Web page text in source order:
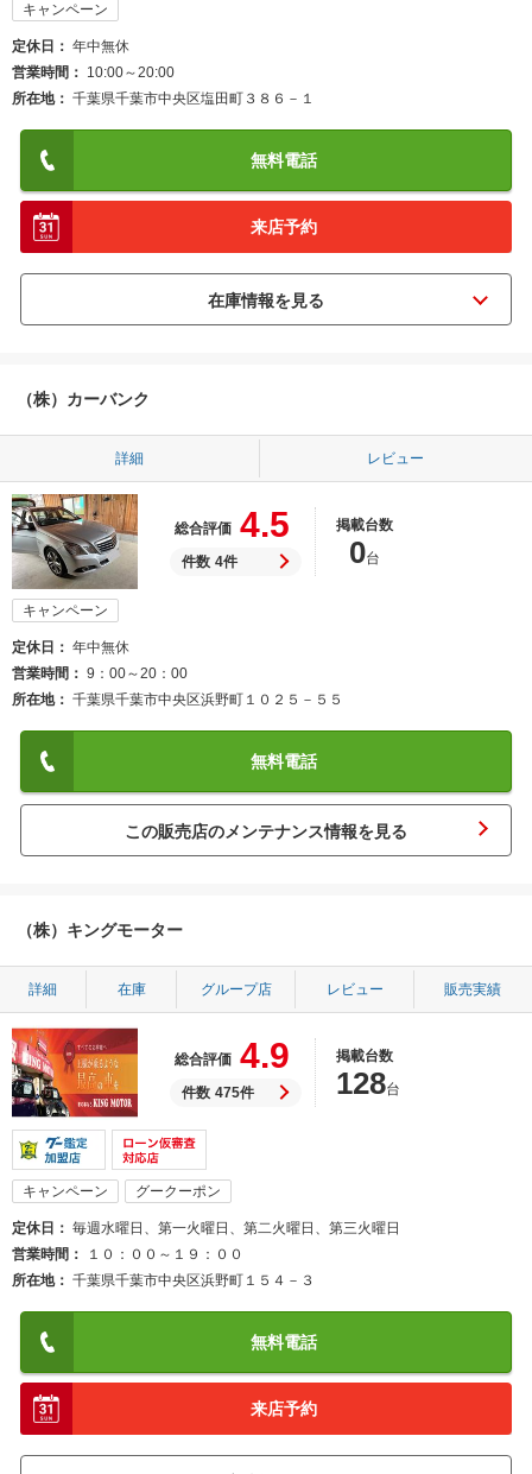
キャンペーン
定休日
年中無休
営業時間
10:00～20:00
所在地
千葉県千葉市中央区塩田町３８６－１
無料電話
来店予約
（株）カーバンク
詳細 レビュー
総合評価 4.5
件数 4件
掲載台数
0台
キャンペーン
定休日
年中無休
営業時間
9：00～20：00
所在地
千葉県千葉市中央区浜野町１０２５－５５
無料電話
この販売店のメンテナンス情報を見る
（株）キングモーター
詳細 在庫 グループ店 レビュー 販売実績
総合評価 4.9
件数 475件
掲載台数
128台
キャンペーン グークーポン
定休日
毎週水曜日、第一火曜日、第二火曜日、第三火曜日
営業時間
１０：００～１９：００
所在地
千葉県千葉市中央区浜野町１５４－３
無料電話
来店予約